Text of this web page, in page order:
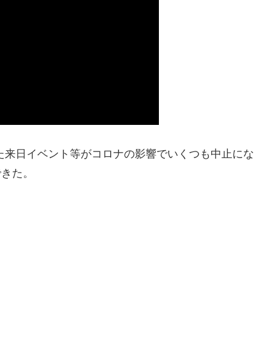
日イベント等がコロナの影響でいくつも中止にな
た。